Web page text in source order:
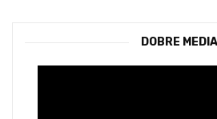
DOBRE MEDIA